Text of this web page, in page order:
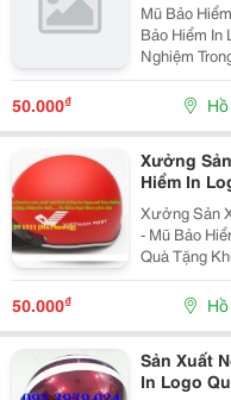
Mũ Bảo Hiểm
Bảo Hiểm In Logo
Nghiệm
Đến Cho
50.000₫
Xưởng
Hiểm In
Xưởng Sản
- Mũ Bảo Hiểm In
Quà Tặng Khuyến Mãi Thiết
Cầu - Giám Sát, Kiểm Tra Chất Lượng Sản Phẩm, Mẫu
50.000₫
Sản Xuất
In Logo